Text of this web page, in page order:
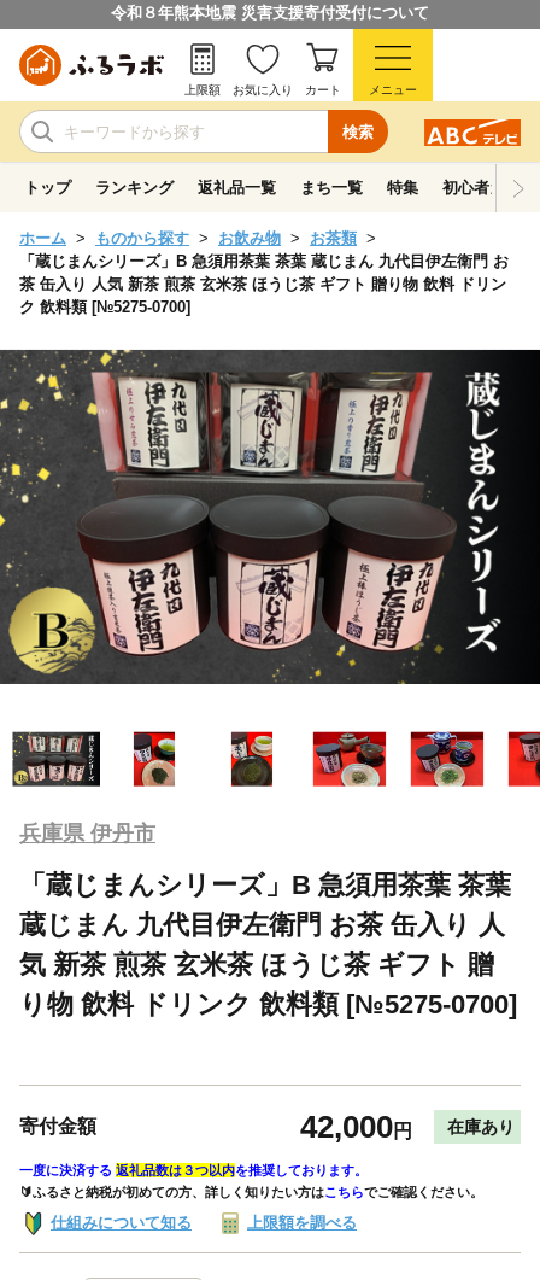
令和８年熊本地震 災害支援寄付受付について
検索
上限額 お気に入り カート メニュー
トップ ランキング 返礼品一覧 まち一覧 特集 初心者ガイド
ホーム ものから探す お飲み物
お茶類
「蔵じまんシリーズ」B 急須用茶葉 茶葉 蔵じまん 九代目伊左衛門 お
茶 缶入り 人気 新茶 煎茶 玄米茶 ほうじ茶 ギフト 贈り物 飲料 ドリン
ク 飲料類 [№5275-0700]
兵庫県 伊丹市
「蔵じまんシリーズ」B 急須用茶葉 茶葉
蔵じまん 九代目伊左衛門 お茶 缶入り 人
気 新茶 煎茶 玄米茶 ほうじ茶 ギフト 贈
り物 飲料 ドリンク 飲料類 [№5275-0700]
寄付金額 42,000円 在庫あり
一度に決済する 返礼品数は３つ以内を推奨しております。
🔰ふるさと納税が初めての方、詳しく知りたい方はこちらでご確認ください。
仕組みについて知る 上限額を調べる